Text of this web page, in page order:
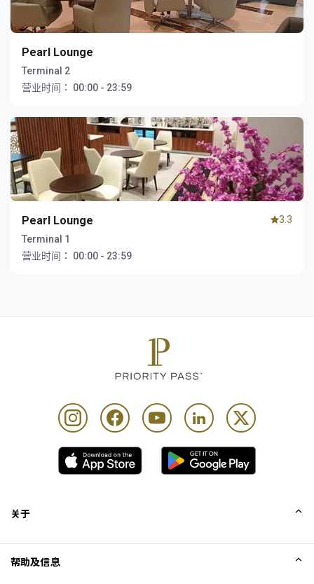
Pearl Lounge
Terminal 2
营业时间：
00:00 - 23:59
Pearl Lounge
Terminal 1
营业时间：
00:00 - 23:59
3.3
关于
帮助及信息